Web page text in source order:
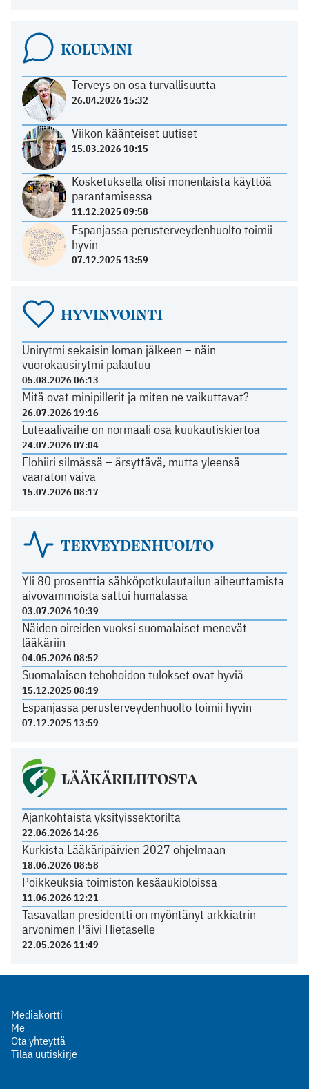
KOLUMNI
Terveys on osa turvallisuutta
26.04.2026 15:32
Viikon käänteiset uutiset
15.03.2026 10:15
Kosketuksella olisi monenlaista käyttöä
parantamisessa
11.12.2025 09:58
Espanjassa perusterveydenhuolto toimii
hyvin
07.12.2025 13:59
HYVINVOINTI
Unirytmi sekaisin loman jälkeen – näin
vuorokausirytmi palautuu
05.08.2026 06:13
Mitä ovat minipillerit ja miten ne vaikuttavat?
26.07.2026 19:16
Luteaalivaihe on normaali osa kuukautiskiertoa
24.07.2026 07:04
Elohiiri silmässä – ärsyttävä, mutta yleensä
vaaraton vaiva
15.07.2026 08:17
TERVEYDENHUOLTO
Yli 80 prosenttia sähköpotkulautailun aiheuttamista
aivovammoista sattui humalassa
03.07.2026 10:39
Näiden oireiden vuoksi suomalaiset menevät
lääkäriin
04.05.2026 08:52
Suomalaisen tehohoidon tulokset ovat hyviä
15.12.2025 08:19
Espanjassa perusterveydenhuolto toimii hyvin
07.12.2025 13:59
LÄÄKÄRILIITOSTA
Ajankohtaista yksityissektorilta
22.06.2026 14:26
Kurkista Lääkäripäivien 2027 ohjelmaan
18.06.2026 08:58
Poikkeuksia toimiston kesäaukioloissa
11.06.2026 12:21
Tasavallan presidentti on myöntänyt arkkiatrin
arvonimen Päivi Hietaselle
22.05.2026 11:49
Mediakortti
Me
Ota yhteyttä
Tilaa uutiskirje